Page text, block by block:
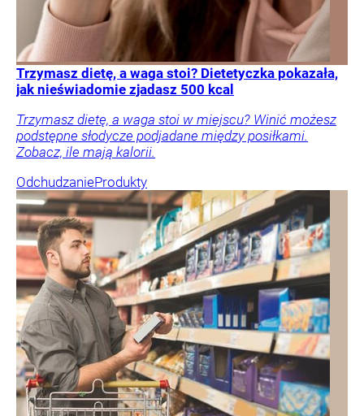
Trzymasz dietę, a waga stoi? Dietetyczka pokazała,
jak nieświadomie zjadasz 500 kcal
Trzymasz dietę, a waga stoi w miejscu? Winić możesz
podstępne słodycze podjadane między posiłkami.
Zobacz, ile mają kalorii.
OdchudzanieProdukty